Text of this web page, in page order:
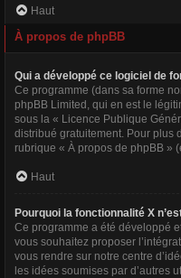
Haut
À propos de phpBB
Qui a développé ce logiciel de
Ce programme (dans sa forme
phpBB Limited , qui en est le
sous la « Licence Publique
distribué gratuitement. Pour plus
rubrique « À propos de phpBB »
Haut
Pourquoi la fonctionnalité X
Ce programme a été développé
vous souhaitez proposer
vous rendre sur notre centre
les idées soumises par d’autres